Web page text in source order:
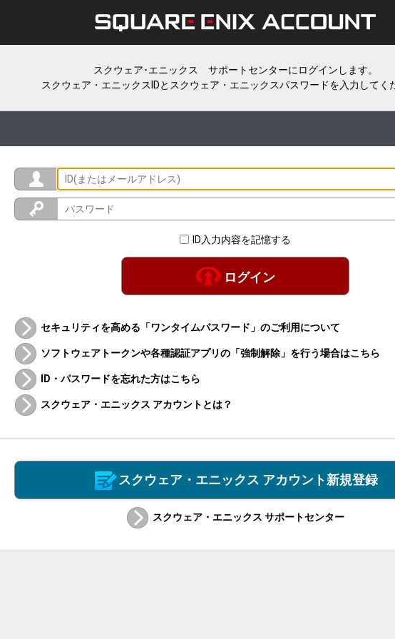
スクウェア･エニックス サポートセンターにログインします。
スクウェア・エニックスIDとスクウェア・エニックスパスワードを入力してく
ID入力内容を記憶する
ログイン
セキュリティを高める「ワンタイムパスワード」のご利用について
ソフトウェアトークンや各種認証アプリの「強制解除」を行う場合はこちら
ID・パスワードを忘れた方はこちら
スクウェア・エニックス アカウントとは？
スクウェア・エニックス アカウント新規登録
スクウェア・エニックス サポートセンター